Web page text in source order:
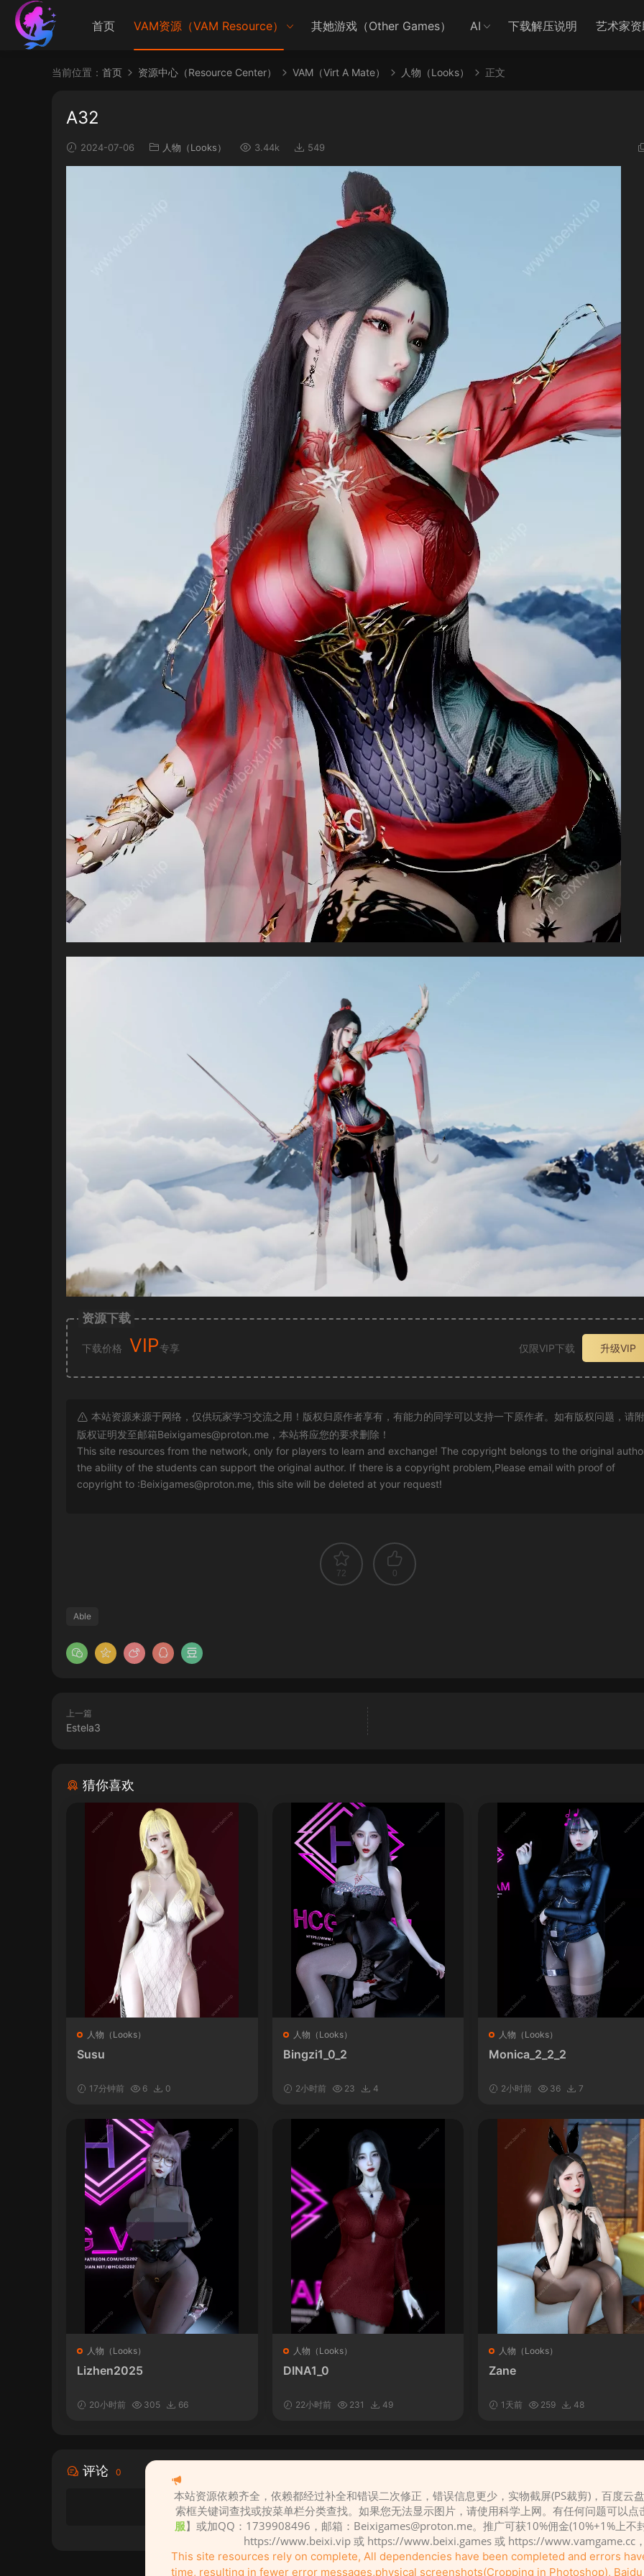
首页 VAM资源（VAM Resource） 其她游戏（Other Games） AI 下载解压说明 艺术家
当前位置： 首页 资源中心（Resource Center） VAM（Virt A Mate） 人物（Looks） 正文
A32
2024-07-06 人物（Looks） 3.44k 549
资源下载
下载价格 VIP专享 仅限VIP下载 升级VIP
本站资源来源于网络，仅供玩家学习交流之用！版权归原作者享有，有能力的同学可以支持一下原作者。如有版权问题，请
版权证明发至邮箱Beixigames@proton.me ，本站将应您的要求删除！
This site resources from the network, only for players to learn and exchange! The copyright belongs to the original
the ability of the students can support the original author. If there is a copyright problem,Please email with proof of
copyright to :Beixigames@proton.me, this site will be deleted at your request!
72 0
Able
上一篇
Estela3
猜你喜欢
人物（Looks）
Susu
17分钟前 6 0
人物（Looks）
Bingzi1_0_2
2小时前 23 4
人物（Looks）
Monica_2_2_2
2小时前 36 7
人物（Looks）
Lizhen2025
20小时前 305 66
人物（Looks）
DINA1_0
22小时前 231 49
人物（Looks）
Zane
1天前 259 48
评论 0
请先登录
本站资源依赖齐全，依赖都经过补全和错误二次修正，错误信息更少，实物截屏(PS裁剪)，百度云
索框关键词查找或按菜单栏分类查找。如果您无法显示图片，请使用科学上网。有任何问题可以点
服】或加QQ：1739908496，邮箱： Beixigames@proton.me。推广可获10%佣金(10%+1%上不
https://www.beixi.vip 或 https://www.beixi.games 或 https://www.vamgame.cc，
This site resources rely on complete, All dependencies have been completed and errors
time, resulting in fewer error messages,physical screenshots(Cropping in Photoshop),